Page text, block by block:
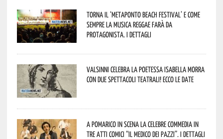
Torna il ‘Metaponto beach festival’ e come
sempre la musica reggae farà da
protagonista. I dettagli
Valsinni celebra la poetessa Isabella Morra
con due spettacoli teatrali! Ecco le date
A Pomarico in scena la celebre commedia in
tre atti comici “Il medico dei pazzi”. I dettagli